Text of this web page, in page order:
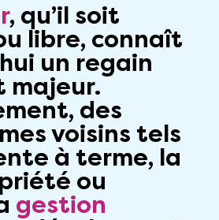
, qu’il soit
libre, connaît
un regain
majeur.
des
voisins tels
à terme, la
ou
gestion